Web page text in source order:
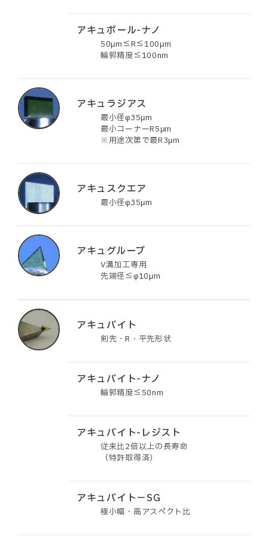
アキュボール-ナノ
50μm≦R≦100μm
輪郭精度≦100nm
アキュラジアス
最小径φ35μm
最小コーナーR5μm
※用途次第で最R3μm
アキュスクエア
最小径φ35μm
アキュグルーブ
V溝加工専用
先端径≦φ10μm
アキュバイト
剣先・R・平先形状
アキュバイト-ナノ
輪郭精度≦50nm
アキュバイト-レジスト
従来比2倍以上の長寿命
（特許取得済）
アキュバイト－SG
極小幅・高アスペクト比